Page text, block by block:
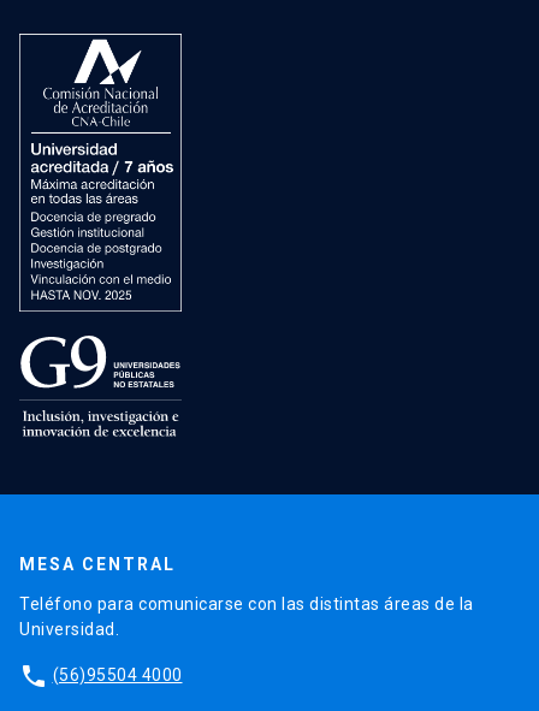
MESA CENTRAL
Teléfono para comunicarse con las distintas áreas de la
Universidad.
phone (56)95504 4000